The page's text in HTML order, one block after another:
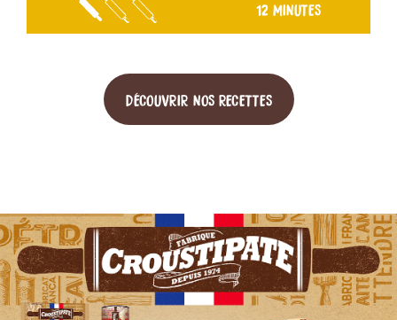
12 MINUTES
DÉCOUVRIR NOS RECETTES